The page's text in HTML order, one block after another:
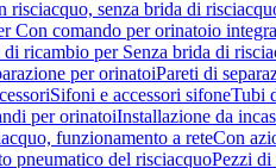
senza brida di
Con comando per orinatoio
di ricambio per Senza brida di
per orinatoiPareti di
Sifoni e accessori sifoneTubi
per orinatoiInstallazione da
funzionamento a reteCon
pneumatico del risciacquoPezzi di